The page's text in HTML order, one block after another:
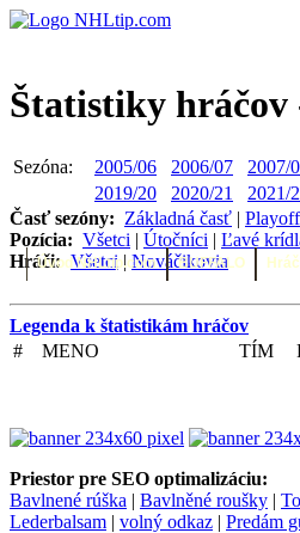
Úvod NHLtip.com BUFFALO
Štatistiky hráčov
Sezóna: 2005/06 2006/07 2007/
2019/20
2020/21 2021/
Časť sezóny: Základná časť | Playoff
Pozícia: Všetci | Útočníci | Ľavé
Hráči: Všetci|Nováčikovia
Legenda k štatistikám hráčov
#
MENO TÍM
Priestor pre SEO optimalizáciu:
Bavlnené rúška | Bavlněné roušky |
Lederbalsam | volný odkaz | Predám